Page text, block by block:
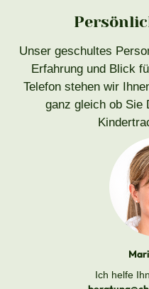
Unser geschultes
Erfahrung und Blick
Telefon stehen wir
ganz gleich ob Sie
Ich helfe